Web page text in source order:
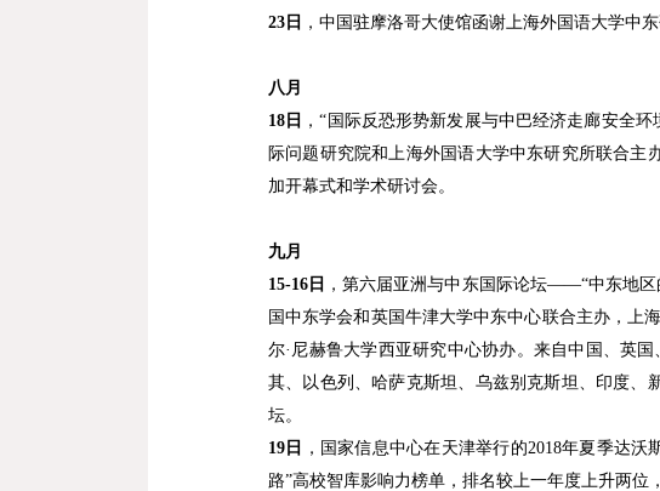
23 日 ，中国驻摩洛哥大使馆函谢上海外国语大学中
八月
18 日 ，“ 国际反恐形势新发展与中巴经济走廊安全环
际问题研究院和上海外国语大学中东研究所联合主
加开幕式和学术研讨会。
九月
15-16 日 ，第六届亚洲与中东国际论坛——“中东地
国中东学会和英国牛津大学中东中心联合主办，上
尔· 尼赫鲁大学西亚研究中心协办。来自中国、英
其、以色列、哈萨克斯坦、乌兹别克斯坦、印度、
坛。
19 日 ，国家信息中心在天津举行的2018年夏季达沃
路”高校智库影响力榜单，排名较上一年度上升两位